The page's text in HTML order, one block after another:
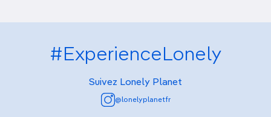
#ExperienceLonely
Suivez Lonely Planet
@lonelyplanetfr